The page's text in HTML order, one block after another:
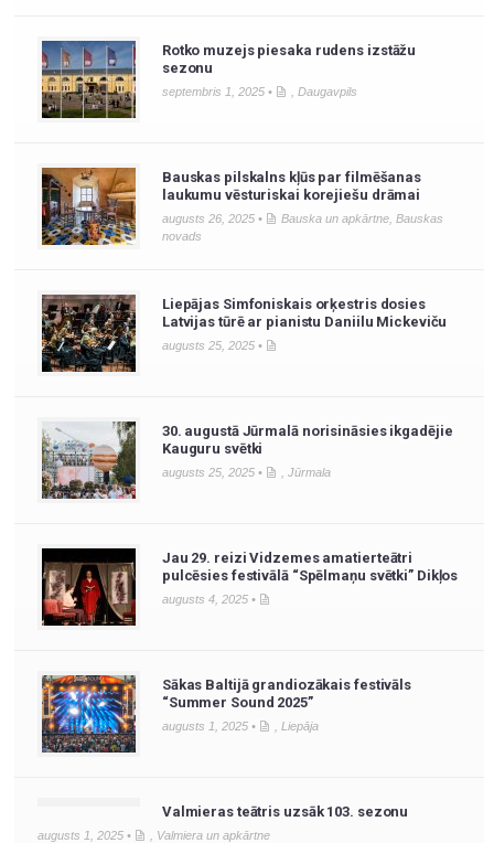
Rotko muzejs piesaka rudens izstāžu
sezonu
septembris 1, 2025 • Daugavpils
Bauskas pilskalns kļūs par filmēšanas
laukumu vēsturiskai korejiešu drāmai
augusts 26, 2025 • Bauska un apkārtne, Bauskas
novads
Liepājas Simfoniskais orķestris dosies
Latvijas tūrē ar pianistu Daniilu Mickeviču
augusts 25, 2025 •
30. augustā Jūrmalā norisināsies ikgadējie
Kauguru svētki
augusts 25, 2025 • Jūrmala
Jau 29. reizi Vidzemes amatierteātri
pulcēsies festivālā “Spēlmaņu svētki” Dikļos
augusts 4, 2025 •
Sākas Baltijā grandiozākais festivāls
“Summer Sound 2025”
augusts 1, 2025 • Liepāja
Valmieras teātris uzsāk 103. sezonu
augusts 1, 2025 • Valmiera un apkārtne